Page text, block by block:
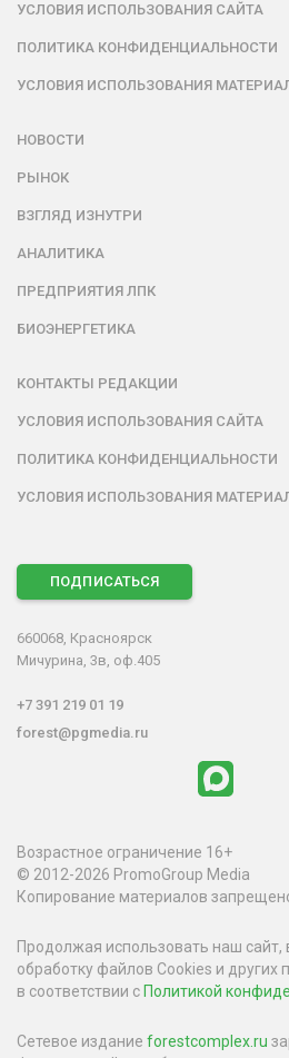
УСЛОВИЯ ИСПОЛЬЗОВАНИЯ САЙТА
ПОЛИТИКА КОНФИДЕНЦИАЛЬНОСТИ
УСЛОВИЯ ИСПОЛЬЗОВАНИЯ
НОВОСТИ
РЫНОК
ВЗГЛЯД ИЗНУТРИ
АНАЛИТИКА
ПРЕДПРИЯТИЯ ЛПК
БИОЭНЕРГЕТИКА
КОНТАКТЫ РЕДАКЦИИ
УСЛОВИЯ ИСПОЛЬЗОВАНИЯ САЙТА
ПОЛИТИКА КОНФИДЕНЦИАЛЬНОСТИ
УСЛОВИЯ ИСПОЛЬЗОВАНИЯ
ПОДПИСАТЬСЯ
660068, Красноярск
Мичурина, 3в, оф.405
+7 391 219 01 19
forest@pgmedia.ru
Возрастное ограничение 16+
© 2012-2026 PromoGroup Media
Копирование материалов
Продолжая использовать наш сайт,
обработку файлов Cookies и других
в соответствии с Политикой
Сетевое издание forestcomplex.ru